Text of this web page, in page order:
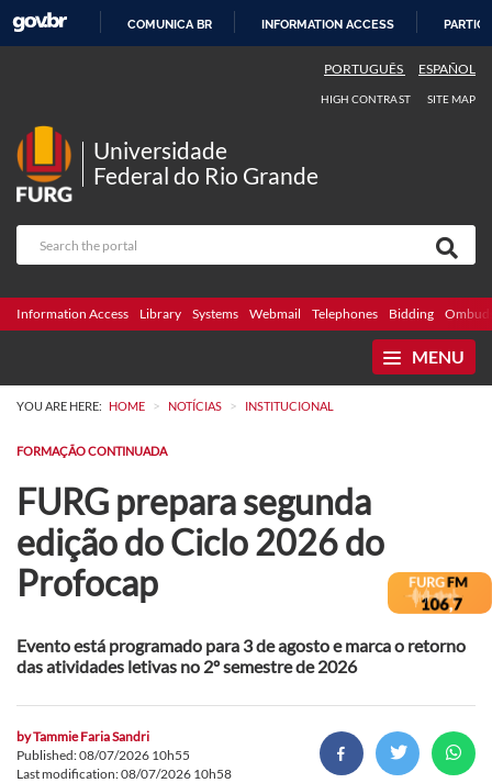
COMUNICA BR INFORMATION ACCESS
PORTUGUÊS ESPAÑOL
HIGH CONTRAST SITE MAP
Universidade
Federal do Rio Grande
Information Access Library Systems Webmail Telephones Bidding
MENU
YOU ARE HERE: HOME > NOTÍCIAS > INSTITUCIONAL
FORMAÇÃO CONTINUADA
FURG prepara segunda
edição do Ciclo 2026 do
Profocap
Evento está programado para 3 de agosto e marca o retorno
das atividades letivas no 2º semestre de 2026
byTammie Faria Sandri
Published: 08/07/2026 10h55
Last modification: 08/07/2026 10h58